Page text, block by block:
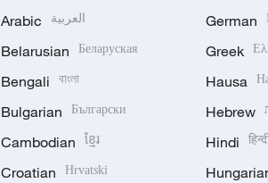
Arabic العربية
Belarusian Беларуская
Bengali বাংলা
Bulgarian Български
Cambodian ខ្មែរ
Croatian Hrvatski
German
Greek
Hausa
Hebrew
Hindi